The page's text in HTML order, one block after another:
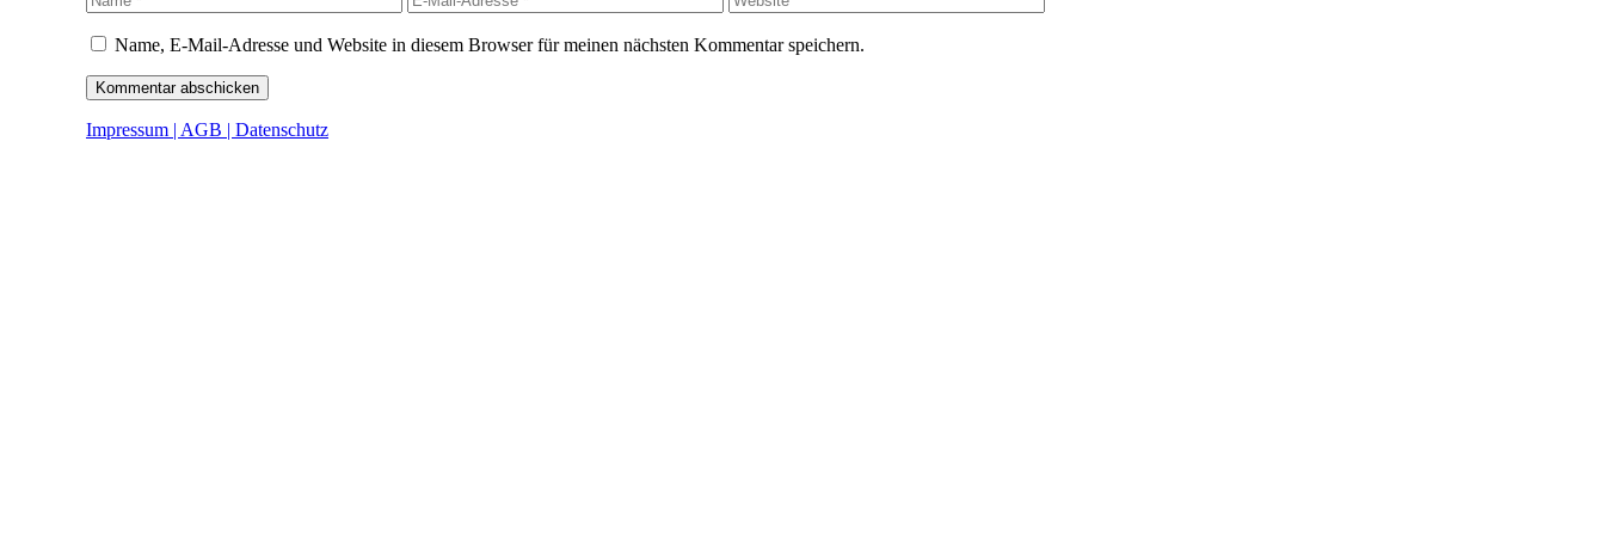
Mail-
Adresse
Name, E-Mail-Adresse und Website in diesem Browser für meinen nächsten Kommentar speichern.
Impressum | AGB | Datenschutz